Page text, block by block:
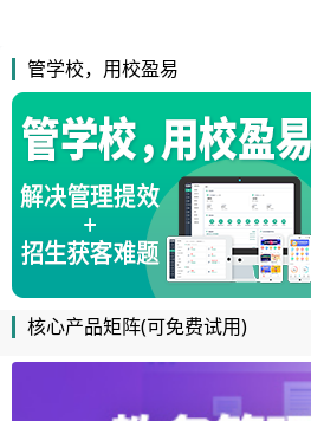
管学校，用校盈易
核心产品矩阵(可免费试用)